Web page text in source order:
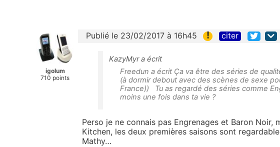
igolum
710 points
Publié le 23/02/2017 à 16h45 ! citer
KazyMyr a écrit
Freedun a écrit Ça va être des séries de
(à dormir debout avec des scènes de sexe
France)) Tu as regardé des séries comme
moins une fois dans ta vie ?
Perso je ne connais pas Engrenages et Baron Noir,
Kitchen, les deux premières saisons sont
Mathy…